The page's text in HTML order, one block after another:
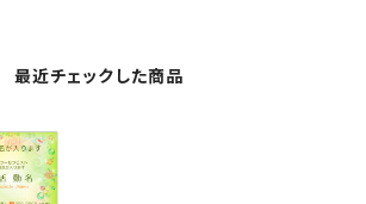
最近チェックした商品